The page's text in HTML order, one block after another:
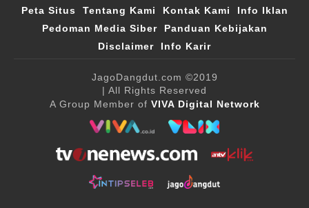
Peta Situs Tentang Kami Kontak Kami
Info Iklan
Pedoman Media Siber
Panduan Kebijakan
Disclaimer
Info Karir
JagoDangdut.com ©2019
| All Rights Reserved
A Group Member of VIVA Digital Network